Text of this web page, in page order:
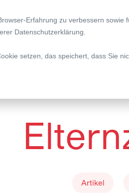
Erfahrung zu verbessern
Datenschutzerklärung
setzen, das speichert, dass Sie
| Compliance
Artikel